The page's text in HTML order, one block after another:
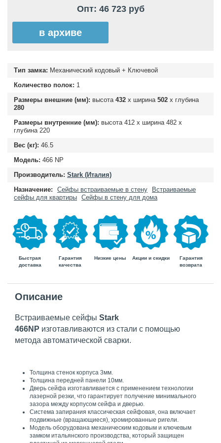
Опт: 46 723 руб
в архиве
Тип замка: Механический кодовый + Ключевой
Количество полок: 1
Размеры внешние (мм): высота 432 х ширина 502 х глубина
280
Размеры внутренние (мм): высота 412 х ширина 482 х
глубина 220
Вес (кг): 46.5
Модель: 466 NP
Производитель: Stark (Италия)
Назначение:
Сейфы встраиваемые в стену
Встраиваемые
сейфы для квартиры Сейфы в стену для дома
Быстрая
доставка
Гарантия
качества
Низкие цены Акции и скидки
Гарантия
возврата
Описание
Встраиваемые сейфы Stark
466NP изготавливаются из стали с помощью
метода автоматической сварки.
Толщина стенок корпуса 3мм.
Толщина передней панели 10мм.
Дверь сейфа изготавливается с применением технологии
лазерной резки, что гарантирует получение минимального
зазора между корпусом сейфа и дверью.
Система запирания классическая сейфовая, она включает
подвижные (вращающиеся), хромированные ригели.
Модель оборудована механическим кодовым и ключевым
замком итальянского производства, который защищен